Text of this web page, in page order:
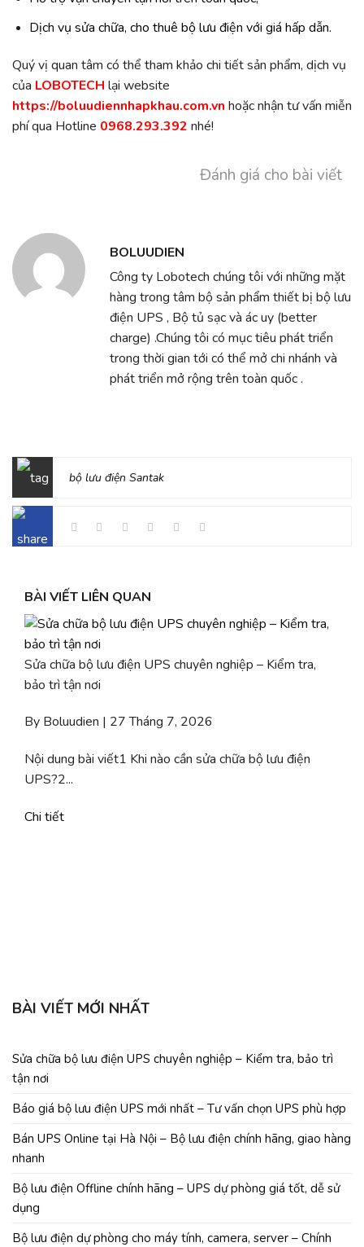
Dịch vụ sửa chữa, cho thuê bộ lưu điện với giá hấp dẫn.
Quý vị quan tâm có thể tham khảo chi tiết sản phẩm, dịch vụ
của LOBOTECH lại website
https://boluudiennhapkhau.com.vn hoặc nhận tư vấn miễn
phí qua Hotline 0968.293.392 nhé!
Đánh giá cho bài viết
BOLUUDIEN
Công ty Lobotech chúng tôi với những mặt
hàng trong tâm bộ sản phẩm thiết bị bộ lưu
điện UPS , Bộ tủ sạc và ác uy (better
charge) .Chúng tôi có mục tiêu phát triển
trong thời gian tới có thể mở chi nhánh và
phát triển mở rộng trên toàn quốc .
bộ lưu điện Santak
BÀI VIẾT LIÊN QUAN
Sửa chữa bộ lưu điện UPS chuyên nghiệp – Kiểm tra,
bảo trì tận nơi
By Boluudien | 27 Tháng 7, 2026
Nội dung bài viết1 Khi nào cần sửa chữa bộ lưu điện
UPS?2...
Chi tiết
BÀI VIẾT MỚI NHẤT
Sửa chữa bộ lưu điện UPS chuyên nghiệp – Kiểm tra, bảo trì
tận nơi
Báo giá bộ lưu điện UPS mới nhất – Tư vấn chọn UPS phù hợp
Bán UPS Online tại Hà Nội – Bộ lưu điện chính hãng, giao hàng
nhanh
Bộ lưu điện Offline chính hãng – UPS dự phòng giá tốt, dễ sử
dụng
Bộ lưu điện dự phòng cho máy tính, camera, server – Chính